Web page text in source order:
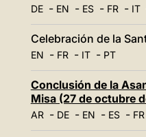
DE- EN - ES- FR- IT
Celebración de la
EN - FR- IT- PT
Conclusión de la
Misa (27 de octubre
AR- DE- EN - ES- FR